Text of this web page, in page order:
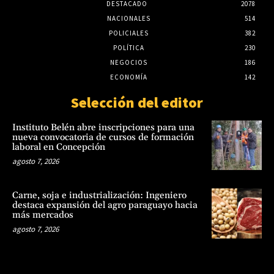
DESTACADO
2078
NACIONALES
514
POLICIALES
382
POLÍTICA
230
NEGOCIOS
186
ECONOMÍA
142
Selección del editor
Instituto Belén abre inscripciones para una
nueva convocatoria de cursos de formación
laboral en Concepción
agosto 7, 2026
Carne, soja e industrialización: Ingeniero
destaca expansión del agro paraguayo hacia
más mercados
agosto 7, 2026